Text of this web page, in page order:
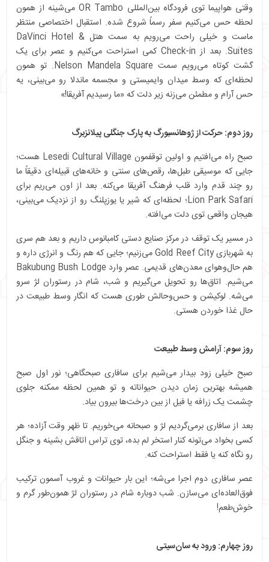
وقتی هواپیما توی فرودگاه بین‌المللی OR Tambo می‌شینه از همون
لحظه حس می‌کنیم سفر رسماً شروع شده. استقبال اختصاصی منتظر
ماست و خیلی راحت می‌رویم به سمت هتل DaVinci Hotel &
Suites. بعد از Check-in کمی استراحت می‌کنیم و عصر برای یک
گشت کوتاه می‌رویم سمت Nelson Mandela Square. تو همون
لحظه‌ای که وسط میدان وایمیستی و مجسمه ماندلا رو می‌بینی، یه
حس آرام و مطمئن می‌زنه زیر دلت که «ما رسیدیم آفریقا!»
روز دوم: حرکت از ژوهانسبورگ به پارک جنگلی پیلانزبرگ
صبح راه می‌افتیم و اولین توقفمون Lesedi Cultural Village هست؛
جایی که موسیقی طبل‌ها، رقص‌های سنتی و خانه‌های قبیله‌ای دقیقاً ما
رو چند قدم وارد قلب فرهنگ آفریقا می‌کنه. بعد از اون می‌ریم برای
Lion Park Safari؛ لحظه‌ای که شیر یا یوزپلنگ رو از نزدیک می‌بینی،
هیجان واقعی توی دلت می‌افته.
در مسیر یک توقف در مرکز صنایع دستی کامبانوس داریم و بعد هم سری
به شهربازی Gold Reef City می‌زنیم؛ جایی که هم رنگ و انرژی داره و
هم حال‌وهوای معدن‌های قدیمی. عصر وارد Bakubung Bush Lodge
می‌شیم. اتاق‌ها رو تحویل می‌گیریم و شب، شام در رستوران لژ سرو
می‌شه. لوکیشن و حس‌وحالش طوری هست که انگار وسط طبیعت در
حال غذا خوردن هستی.
روز سوم: آرامش وسط طبیعت
صبح خیلی زود بیدار می‌شیم برای سافاری صبحگاهی؛ نور اول صبح
همیشه بهترین زمان دیدن حیواناته و تو همین لحظه ممکنه جلوی
چشمت یک زرافه یا فیل از بین درخت‌ها بیرون بیاد.
بعد از سافاری برمی‌گردیم لژ و صبحانه می‌خوریم. تا ظهر وقت آزاده؛ هر
کسی بخواد می‌تونه کنار استخر لم بده، توی تراس اتاقش بشینه و جنگل
رو نگاه کنه یا فقط استراحت کنه.
عصر سافاری دوم اجرا می‌شه؛ این بار حیوانات و غروب آسمون ترکیب
فوق‌العاده‌ای می‌سازن. شب دوباره شام در رستوران لژ همون‌طور گرم و
خوش‌طعم!
روز چهارم: ورود به سان‌سیتی